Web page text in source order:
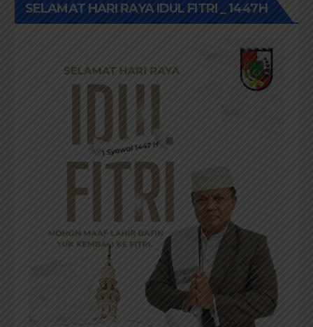
SELAMAT HARI RAYA IDUL FITRI _ 1447H